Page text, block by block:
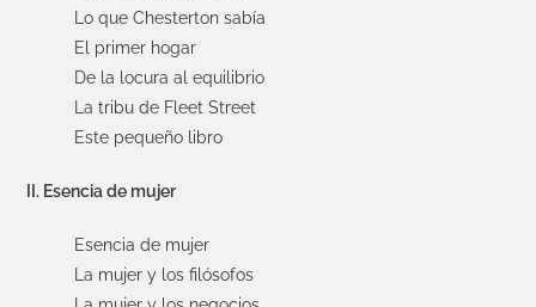
Lo que Chesterton sabía
El primer hogar
De la locura al equilibrio
La tribu de Fleet Street
Este pequeño libro
II. Esencia de mujer
Esencia de mujer
La mujer y los filósofos